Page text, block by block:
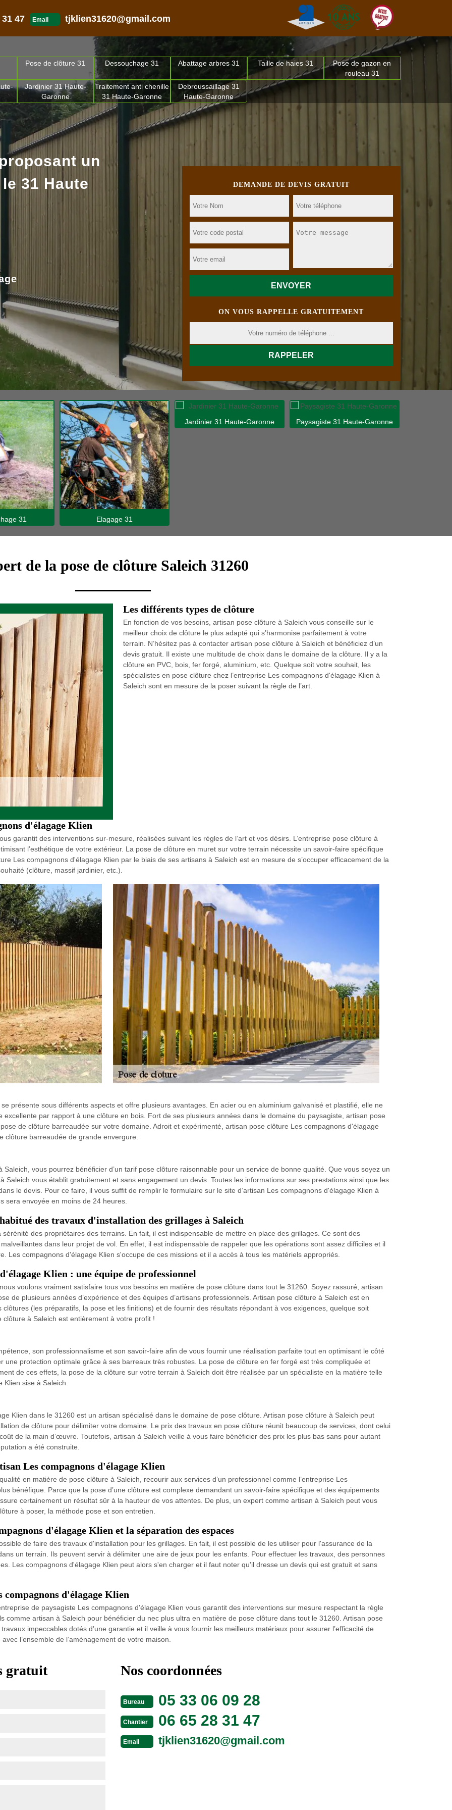
47 Email tjklien31620@gmail.com
Pose de clôture 31 Dessouchage 31 Abattage arbres 31 Taille de haies 31
Pose de gazon en
rouleau 31
Jardinier 31 Haute-
Garonne
Traitement anti chenille
31 Haute-Garonne
Debroussaillage 31
Haute-Garonne
DEMANDE DE DEVIS GRATUIT
ON VOUS RAPPELLE GRATUITEMENT
un
31 Haute
31 Elagage 31
Jardinier 31 Haute-Garonne Paysagiste 31 Haute-Garonne
de la pose de clôture Saleich 31260
Les différents types de clôture
En fonction de vos besoins, artisan pose clôture à Saleich vous conseille sur le
meilleur choix de clôture le plus adapté qui s’harmonise parfaitement à votre
terrain. N’hésitez pas à contacter artisan pose clôture à Saleich et bénéficiez d’un
devis gratuit. Il existe une multitude de choix dans le domaine de la clôture. Il y a la
clôture en PVC, bois, fer forgé, aluminium, etc. Quelque soit votre souhait, les
spécialistes en pose clôture chez l’entreprise Les compagnons d'élagage Klien à
Saleich sont en mesure de la poser suivant la règle de l’art.
d'élagage Klien
garantit des interventions sur-mesure, réalisées suivant les règles de l’art et vos désirs. L’entreprise pose clôture à
l’esthétique de votre extérieur. La pose de clôture en muret sur votre terrain nécessite un savoir-faire spécifique
Les compagnons d'élagage Klien par le biais de ses artisans à Saleich est en mesure de s’occuper efficacement de la
(clôture, massif jardinier, etc.).
présente sous différents aspects et offre plusieurs avantages. En acier ou en aluminium galvanisé et plastifié, elle ne
par rapport à une clôture en bois. Fort de ses plusieurs années dans le domaine du paysagiste, artisan pose
de clôture barreaudée sur votre domaine. Adroit et expérimenté, artisan pose clôture Les compagnons d'élagage
clôture barreaudée de grande envergure.
Saleich, vous pourrez bénéficier d’un tarif pose clôture raisonnable pour un service de bonne qualité. Que vous soyez un
Saleich vous établit gratuitement et sans engagement un devis. Toutes les informations sur ses prestations ainsi que les
le devis. Pour ce faire, il vous suffit de remplir le formulaire sur le site d’artisan Les compagnons d'élagage Klien à
sera envoyée en moins de 24 heures.
des travaux d'installation des grillages à Saleich
des propriétaires des terrains. En fait, il est indispensable de mettre en place des grillages. Ce sont des
dans leur projet de vol. En effet, il est indispensable de rappeler que les opérations sont assez difficiles et il
Les compagnons d'élagage Klien s'occupe de ces missions et il a accès à tous les matériels appropriés.
Klien : une équipe de professionnel
voulons vraiment satisfaire tous vos besoins en matière de pose clôture dans tout le 31260. Soyez rassuré, artisan
de plusieurs années d’expérience et des équipes d’artisans professionnels. Artisan pose clôture à Saleich est en
clôtures (les préparatifs, la pose et les finitions) et de fournir des résultats répondant à vos exigences, quelque soit
à Saleich est entièrement à votre profit !
son professionnalisme et son savoir-faire afin de vous fournir une réalisation parfaite tout en optimisant le côté
protection optimale grâce à ses barreaux très robustes. La pose de clôture en fer forgé est très compliquée et
de ces effets, la pose de la clôture sur votre terrain à Saleich doit être réalisée par un spécialiste en la matière telle
Klien sise à Saleich.
Klien dans le 31260 est un artisan spécialisé dans le domaine de pose clôture. Artisan pose clôture à Saleich peut
de clôture pour délimiter votre domaine. Le prix des travaux en pose clôture réunit beaucoup de services, dont celui
de la main d’œuvre. Toutefois, artisan à Saleich veille à vous faire bénéficier des prix les plus bas sans pour autant
a été construite.
Les compagnons d'élagage Klien
en matière de pose clôture à Saleich, recourir aux services d’un professionnel comme l’entreprise Les
bénéfique. Parce que la pose d’une clôture est complexe demandant un savoir-faire spécifique et des équipements
certainement un résultat sûr à la hauteur de vos attentes. De plus, un expert comme artisan à Saleich peut vous
à poser, la méthode pose et son entretien.
d'élagage Klien et la séparation des espaces
de faire des travaux d'installation pour les grillages. En fait, il est possible de les utiliser pour l'assurance de la
un terrain. Ils peuvent servir à délimiter une aire de jeux pour les enfants. Pour effectuer les travaux, des personnes
Les compagnons d'élagage Klien peut alors s'en charger et il faut noter qu'il dresse un devis qui est gratuit et sans
compagnons d'élagage Klien
de paysagiste Les compagnons d'élagage Klien vous garantit des interventions sur mesure respectant la règle
comme artisan à Saleich pour bénéficier du nec plus ultra en matière de pose clôture dans tout le 31260. Artisan pose
impeccables dotés d’une garantie et il veille à vous fournir les meilleurs matériaux pour assurer l’efficacité de
l’ensemble de l’aménagement de votre maison.
gratuit Nos coordonnées
Bureau 05 33 06 09 28
Chantier 06 65 28 31 47
Email tjklien31620@gmail.com